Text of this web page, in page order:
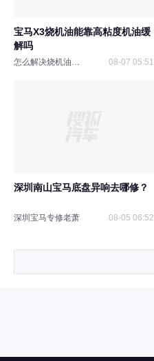
宝马X3烧机油能靠高粘度机油缓
解吗
怎么解决烧机油问题 08-07 05:51
深圳南山宝马底盘异响去哪修？
深圳宝马专修老萧 08-05 06:52